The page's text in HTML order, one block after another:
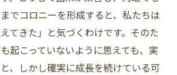
でコロニーを形成すると、私たちは
てきた」と気づくわけです。そのた
起こっていないように思えても、実
、しかし確実に成長を続けている可